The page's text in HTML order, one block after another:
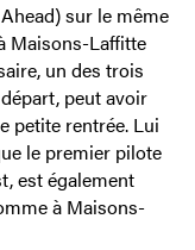
sur le même
Maisons-Laffitte
un des trois
peut avoir
petite rentrée. Lui
le premier pilote
est également
à Maisons-